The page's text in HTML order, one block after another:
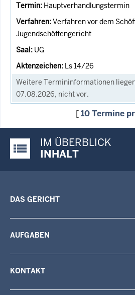
Hauptverhandlungstermin
Verfahren vor dem
Jugendschöffengericht
UG
Ls 14/26
Weitere Termininformationen
07.08.2026, nicht vor.
[10 Termine
Justiz-Portal im Überblick:
IM ÜBERBLICK
INHALT
DAS GERICHT
AUFGABEN
KONTAKT